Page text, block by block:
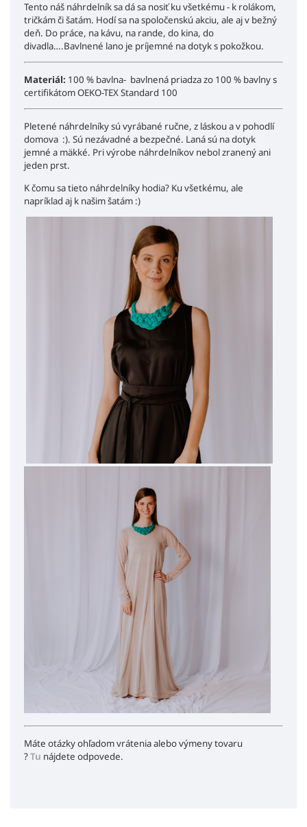
Tento náš náhrdelník sa dá sa nosiť ku všetkému - k rolákom,
tričkám či šatám. Hodí sa na spoločenskú akciu, ale aj v bežný
deň. Do práce, na kávu, na rande, do kina, do
divadla….Bavlnené lano je príjemné na dotyk s pokožkou.
Materiál: 100 % bavlna- bavlnená priadza zo 100 % bavlny s
certifikátom OEKO-TEX Standard 100
Pletené náhrdelníky sú vyrábané ručne, z láskou a v pohodlí
domova :). Sú nezávadné a bezpečné. Laná sú na dotyk
jemné a mäkké. Pri výrobe náhrdelníkov nebol zranený ani
jeden prst.
K čomu sa tieto náhrdelníky hodia? Ku všetkému, ale
napríklad aj k našim šatám :)
Máte otázky ohľadom vrátenia alebo výmeny tovaru
?Tu nájdete odpovede.